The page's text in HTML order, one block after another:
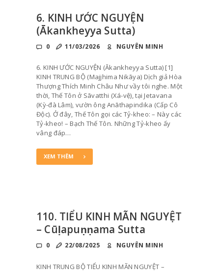
6. KINH ƯỚC NGUYỆN
(Ākankheyya Sutta)
0 11/03/2026 NGUYÊN MINH
6. KINH ƯỚC NGUYỆN (Ākankheyya Sutta) [1]
KINH TRUNG BỘ (Majjhima Nikāya) Dịch giả Hòa
Thượng Thích Minh Châu Như vầy tôi nghe. Một
thời, Thế Tôn ở Sāvatthi (Xá-vệ), tại Jetavana
(Kỳ-đà Lâm), vườn ông Anāthapindika (Cấp Cô
Độc). Ở đây, Thế Tôn gọi các Tỷ-kheo: – Này các
Tỷ-kheo! – Bạch Thế Tôn. Những Tỷ-kheo ấy
vâng đáp…
XEM THÊM
110. TIỂU KINH MÃN NGUYỆT
– Cūḷapuṇṇama Sutta
0 22/08/2025 NGUYÊN MINH
KINH TRUNG BỘ TIỂU KINH MÃN NGUYỆT –